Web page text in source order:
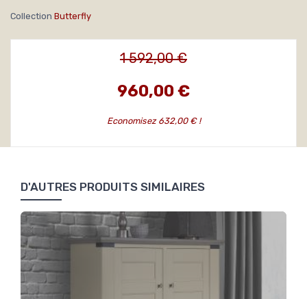
Collection Butterfly
1 592,00 €
960,00 €
Economisez 632,00 € !
D'AUTRES PRODUITS SIMILAIRES